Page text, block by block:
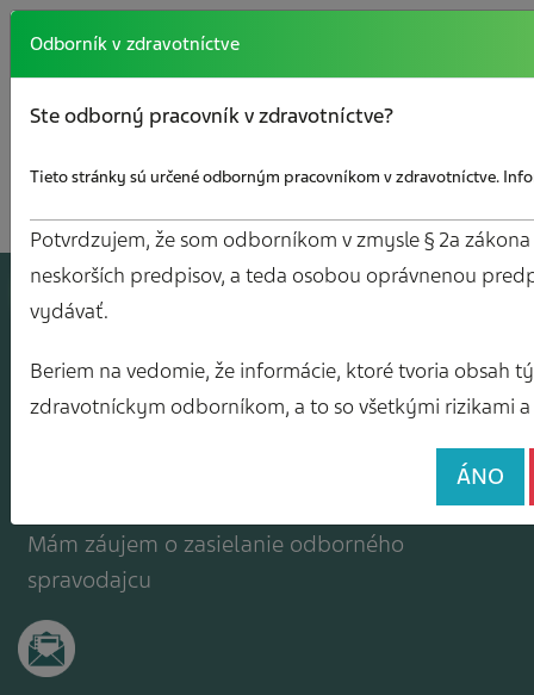
AJOVY
Mám záujem o zasielanie odborného
spravodajcu
Odborník v zdravotníctve
Ste odborný pracovník v zdravotníctve?
Tieto stránky sú určené odborným pracovníkom v zdravotníctve.
Potvrdzujem, že som odborníkom v zmysle § 2a
neskorších predpisov, a teda osobou oprávnenou
vydávať.
Beriem na vedomie, že informácie, ktoré tvoria obsah
zdravotníckym odborníkom, a to so všetkými rizikami
ÁNO